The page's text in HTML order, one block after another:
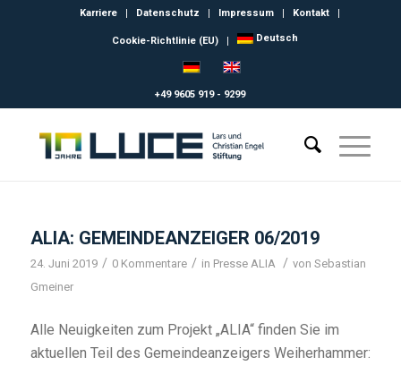
Karriere Datenschutz Impressum Kontakt
Cookie-Richtlinie (EU) Deutsch
+49 9605 919 - 9299
ALIA: GEMEINDEANZEIGER 06/2019
24. Juni 2019 / 0 Kommentare / in Presse ALIA / von Sebastian
Gmeiner
Alle Neuigkeiten zum Projekt „ALIA“ finden Sie im
aktuellen Teil des Gemeindeanzeigers Weiherhammer: